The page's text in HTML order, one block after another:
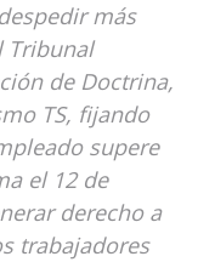
más
Tribunal
de Doctrina,
TS, fijando
supere
el 12 de
derecho a
trabajadores